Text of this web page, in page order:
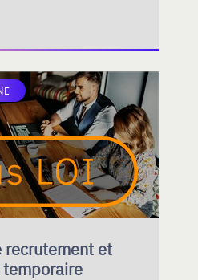
recrutement et